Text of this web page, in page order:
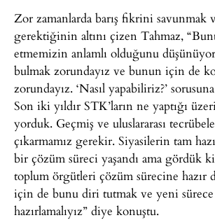
Zor zamanlarda barış fikrini savunmak
gerektiğinin altını çizen Tahmaz,
etmemizin anlamlı olduğunu
bulmak zorundayız ve bunun için de
zorundayız. ‘Nasıl yapabiliriz?’
Son iki yıldır STK’ların ne yaptığı
yorduk. Geçmiş ve uluslararası
çıkarmamız gerekir. Siyasilerin tam
bir çözüm süreci yaşandı ama gördük
toplum örgütleri çözüm sürecine
için de bunu diri tutmak ve yeni
hazırlamalıyız” diye konuştu.